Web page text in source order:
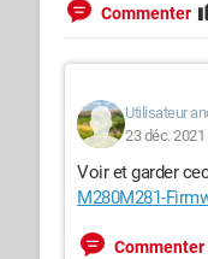
Commenter
Utilisateur
23 déc. 2021
Voir et garder
M280M281-
Commenter